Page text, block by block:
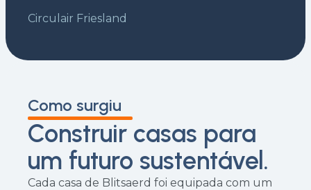
Circulair Friesland
Como surgiu
Construir casas para
um futuro sustentável.
Cada casa de Blitsaerd foi equipada com um